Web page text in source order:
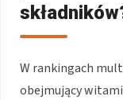
W rankingach
obejmujący